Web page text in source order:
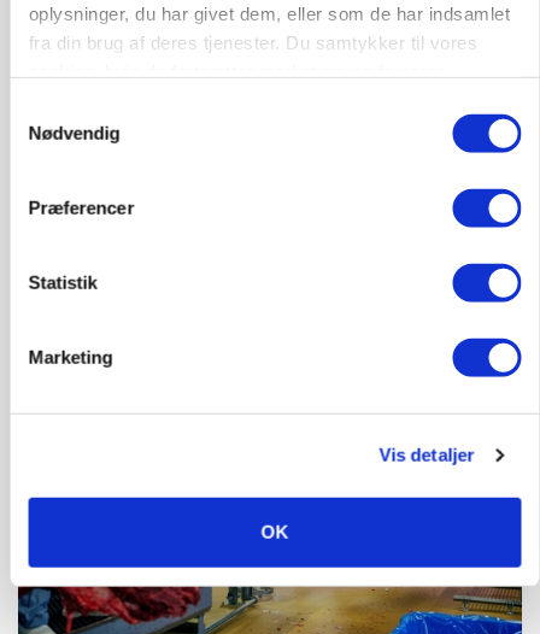
oplysninger, du har givet dem, eller som de har indsamlet
fra din brug af deres tjenester. Du samtykker til vores
Nødvendig
Præferencer
Statistik
Marketing
Vis detaljer
OK
Grisebestanden stiger trods svagere